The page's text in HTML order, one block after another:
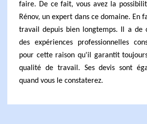
faire. De ce fait, vous avez la
Rénov, un expert dans ce domaine. En
travail depuis bien longtemps. Il a de
des expériences professionnelles
pour cette raison qu'il garantit
qualité de travail. Ses devis sont
quand vous le constaterez.